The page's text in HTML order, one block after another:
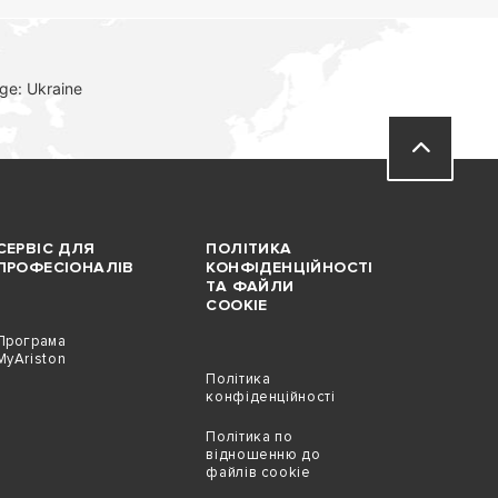
209.88 kb)
(PDF, 2.59 mb)
Ukraine
ДЛЯ
ПОЛІТИКА
КОНФІДЕНЦІЙНОСТІ
ТА ФАЙЛИ
COOKIE
Політика
конфіденційності
Політика по
відношенню до
файлів cookie